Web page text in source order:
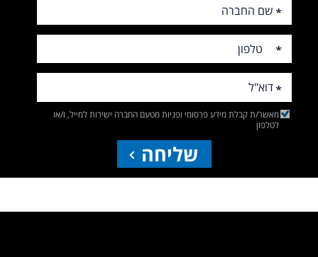
מאשר/ת קבלת מידע פרסומי ופניות מטעם החברה ישירות למייל, ו/או
לטלפון
שליחה